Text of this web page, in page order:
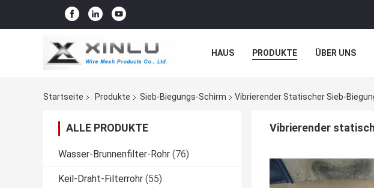
HAUS PRODUKTE ÜBER UNS
Startseite
Produkte Sieb-Biegungs-Schirm Vibrierender Statischer Sieb-
ALLE PRODUKTE
Wasser-Brunnenfilter-Rohr (76)
Keil-Draht-Filterrohr (55)
Vibrierender